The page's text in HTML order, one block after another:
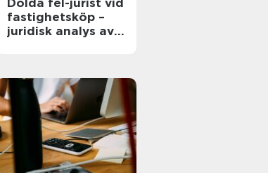
Dolda fel-jurist vid
fastighetsköp –
juridisk analys av
praktiken